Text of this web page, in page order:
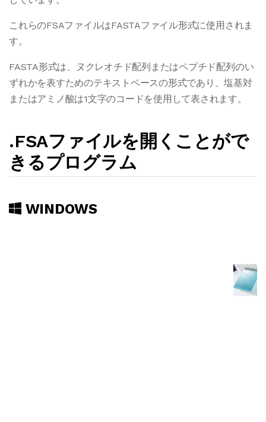
これらのFSAファイルはFASTAファイル形式に使用されま
す。
FASTA形式は、ヌクレオチド配列またはペプチド配列のい
ずれかを表すためのテキストベースの形式であり、塩基対
またはアミノ酸は1文字のコードを使用して表されます。
.FSAファイルを開くことがで
きるプログラム
WINDOWS